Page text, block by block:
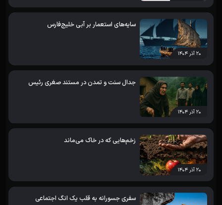
۲۰ آذر ۱۴۰۴
سایه‌های استعمار بر آبی خلیج‌فارس
۲۰ آذر ۱۴۰۴
جدال سنت و تمدن در مستند صغری رئیس
۲۰ آذر ۱۴۰۴
زخم‌هایی که در خاک می‌ماند
سفری جسورانه به قلب یک انگ اجتماعی